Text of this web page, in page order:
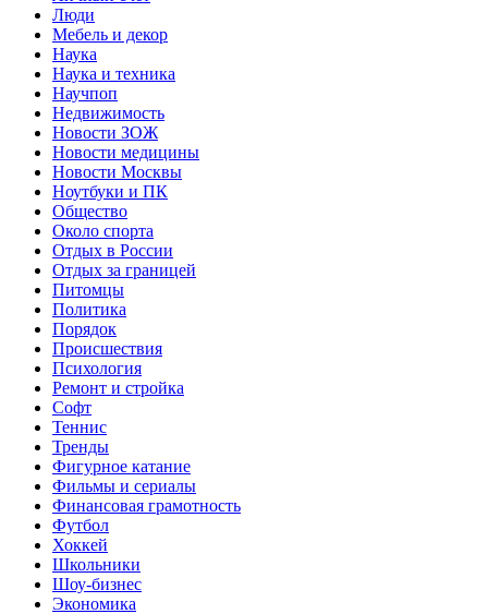
Люди
Мебель и декор
Наука
Наука и техника
Научпоп
Недвижимость
Новости ЗОЖ
Новости медицины
Новости Москвы
Ноутбуки и ПК
Общество
Около спорта
Отдых в России
Отдых за границей
Питомцы
Политика
Порядок
Происшествия
Психология
Ремонт и стройка
Софт
Теннис
Тренды
Фигурное катание
Фильмы и сериалы
Финансовая грамотность
Футбол
Хоккей
Школьники
Шоу-бизнес
Экономика